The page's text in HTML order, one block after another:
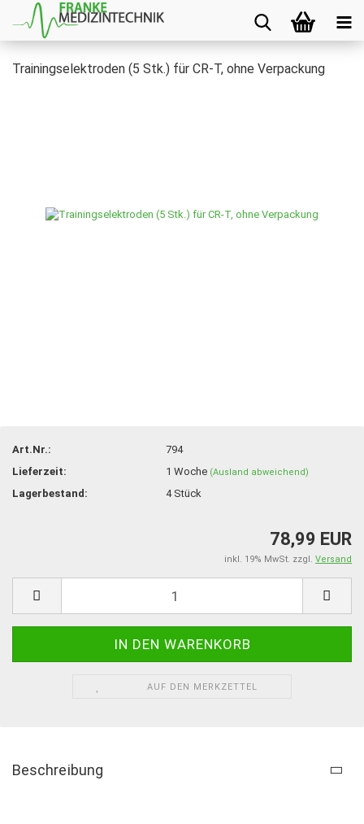
Trainingselektroden (5 Stk.) für CR-T, ohne Verpackung
Art.Nr.:
794
Lieferzeit:
1 Woche (Ausland abweichend)
Lagerbestand: 4 Stück
78,99 EUR
inkl. 19% MwSt. zzgl. Versand
AUF DEN MERKZETTEL
Beschreibung